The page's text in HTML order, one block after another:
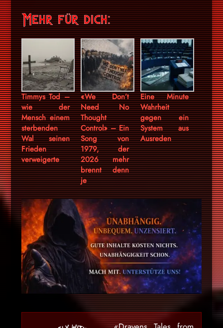
Mehr für dich:
Timmys Tod –
wie der
Mensch einem
sterbenden
Wal seinen
Frieden
verweigerte
«We Don’t
Need No
Thought
Control» – Ein
Song von
1979, der
2026 mehr
brennt denn
je
Eine Minute
Wahrheit
gegen ein
System aus
Ausreden